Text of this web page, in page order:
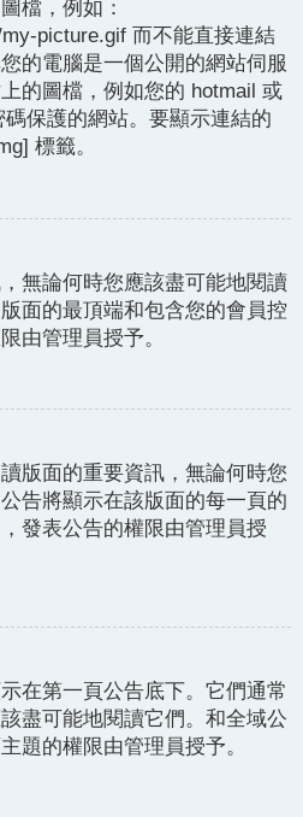
檔，例如：
picture.gif 而不能直接連結
的電腦是一個公開的網站伺服
的圖檔，例如您的 hotmail 或
保護的網站。要顯示連結的
標籤。
無論何時您應該盡可能地閱讀
面的最頂端和包含您的會員控
由管理員授予。
版面的重要資訊，無論何時您
告將顯示在該版面的每一頁的
發表公告的權限由管理員授
在第一頁公告底下。它們通常
盡可能地閱讀它們。和全域公
題的權限由管理員授予。